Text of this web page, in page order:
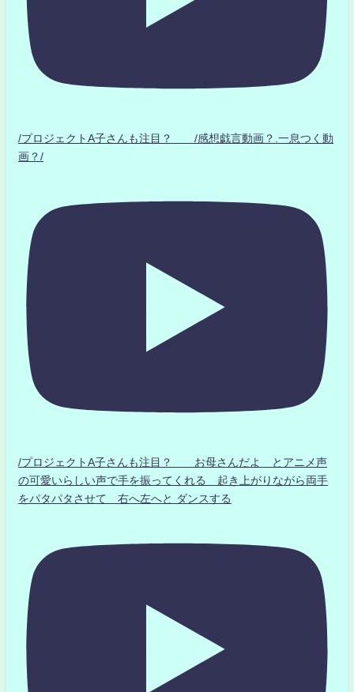
/プロジェクトA子さんも注目？ /感想戯言動画？.一息つく動
画？/
/プロジェクトA子さんも注目？ お母さんだよ とアニメ声
の可愛いらしい声で手を振ってくれる 起き上がりながら両手
をパタパタさせて 右へ左へと ダンスする